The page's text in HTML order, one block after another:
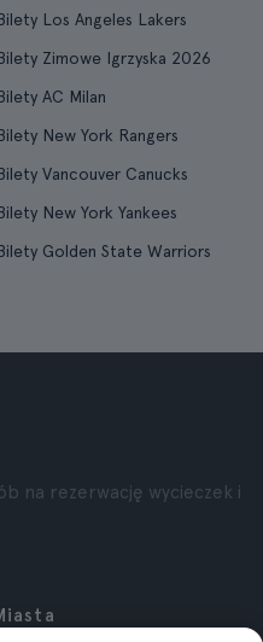
Los Angeles Lakers
Zimowe Igrzyska 2026
AC Milan
New York Rangers
Vancouver Canucks
New York Yankees
Golden State Warriors
na rezerwację wycieczek i